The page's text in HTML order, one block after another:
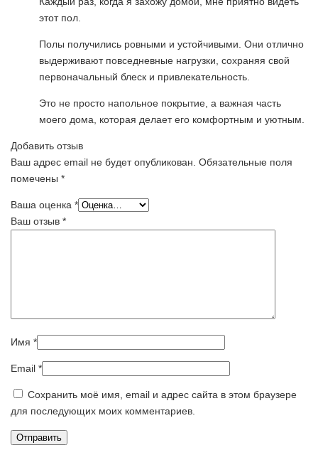
этот пол.
Полы получились ровными и устойчивыми. Они отлично
выдерживают повседневные нагрузки, сохраняя свой
первоначальный блеск и привлекательность.
Это не просто напольное покрытие, а важная часть
моего дома, которая делает его комфортным и уютным.
Добавить отзыв
Ваш адрес email не будет опубликован. Обязательные поля
помечены *
Ваша оценка *
Ваш отзыв *
Имя *
Email *
Сохранить моё имя, email и адрес сайта в этом браузере
для последующих моих комментариев.